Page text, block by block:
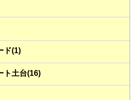
ド(1)
ト土台(16)